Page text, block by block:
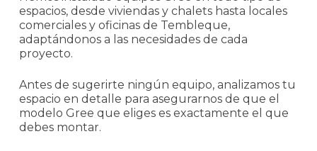
espacios, desde viviendas y chalets hasta locales
comerciales y oficinas de Tembleque,
adaptándonos a las necesidades de cada
proyecto.
Antes de sugerirte ningún equipo, analizamos tu
espacio en detalle para asegurarnos de que el
modelo Gree que eliges es exactamente el que
debes montar.